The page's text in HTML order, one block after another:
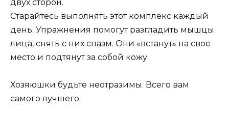
двух сторон.
Старайтесь выполнять этот комплекс каждый
день. Упражнения помогут разгладить мышцы
лица, снять с них спазм. Они «встанут» на свое
место и подтянут за собой кожу.
Хозяюшки будьте неотразимы. Всего вам
самого лучшего.